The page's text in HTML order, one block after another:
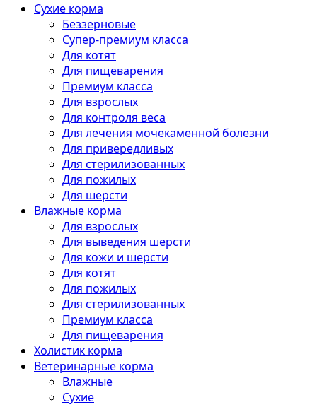
Сухие корма
Беззерновые
Супер-премиум класса
Для котят
Для пищеварения
Премиум класса
Для взрослых
Для контроля веса
Для лечения мочекаменной болезни
Для привередливых
Для стерилизованных
Для пожилых
Для шерсти
Влажные корма
Для взрослых
Для выведения шерсти
Для кожи и шерсти
Для котят
Для пожилых
Для стерилизованных
Премиум класса
Для пищеварения
Холистик корма
Ветеринарные корма
Влажные
Сухие